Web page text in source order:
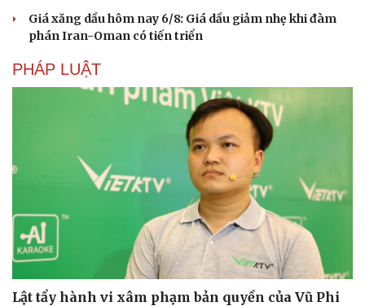
Giá xăng dầu hôm nay 6/8: Giá dầu giảm nhẹ khi đàm
phán Iran-Oman có tiến triển
PHÁP LUẬT
Lật tẩy hành vi xâm phạm bản quyền của Vũ Phi